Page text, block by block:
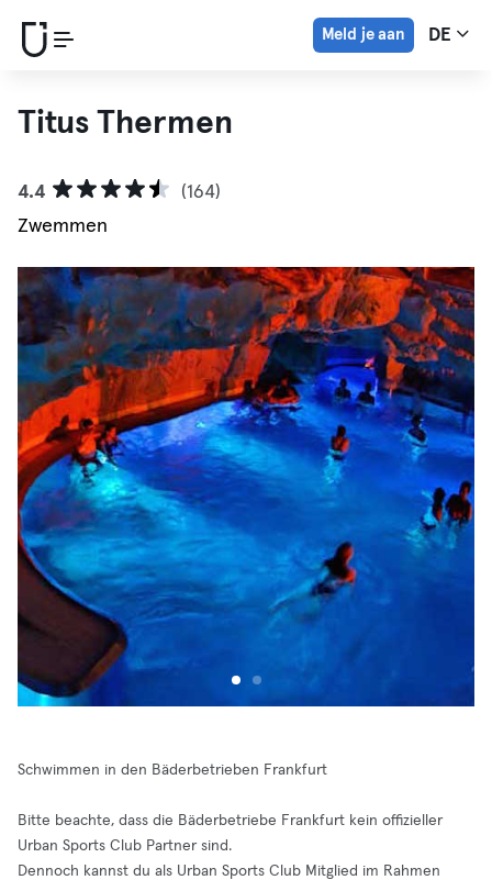
Meld je aan DE
Titus Thermen
4.4
(164)
Zwemmen
Schwimmen in den Bäderbetrieben Frankfurt
Bitte beachte, dass die Bäderbetriebe Frankfurt kein offizieller
Urban Sports Club Partner sind.
Dennoch kannst du als Urban Sports Club Mitglied im Rahmen